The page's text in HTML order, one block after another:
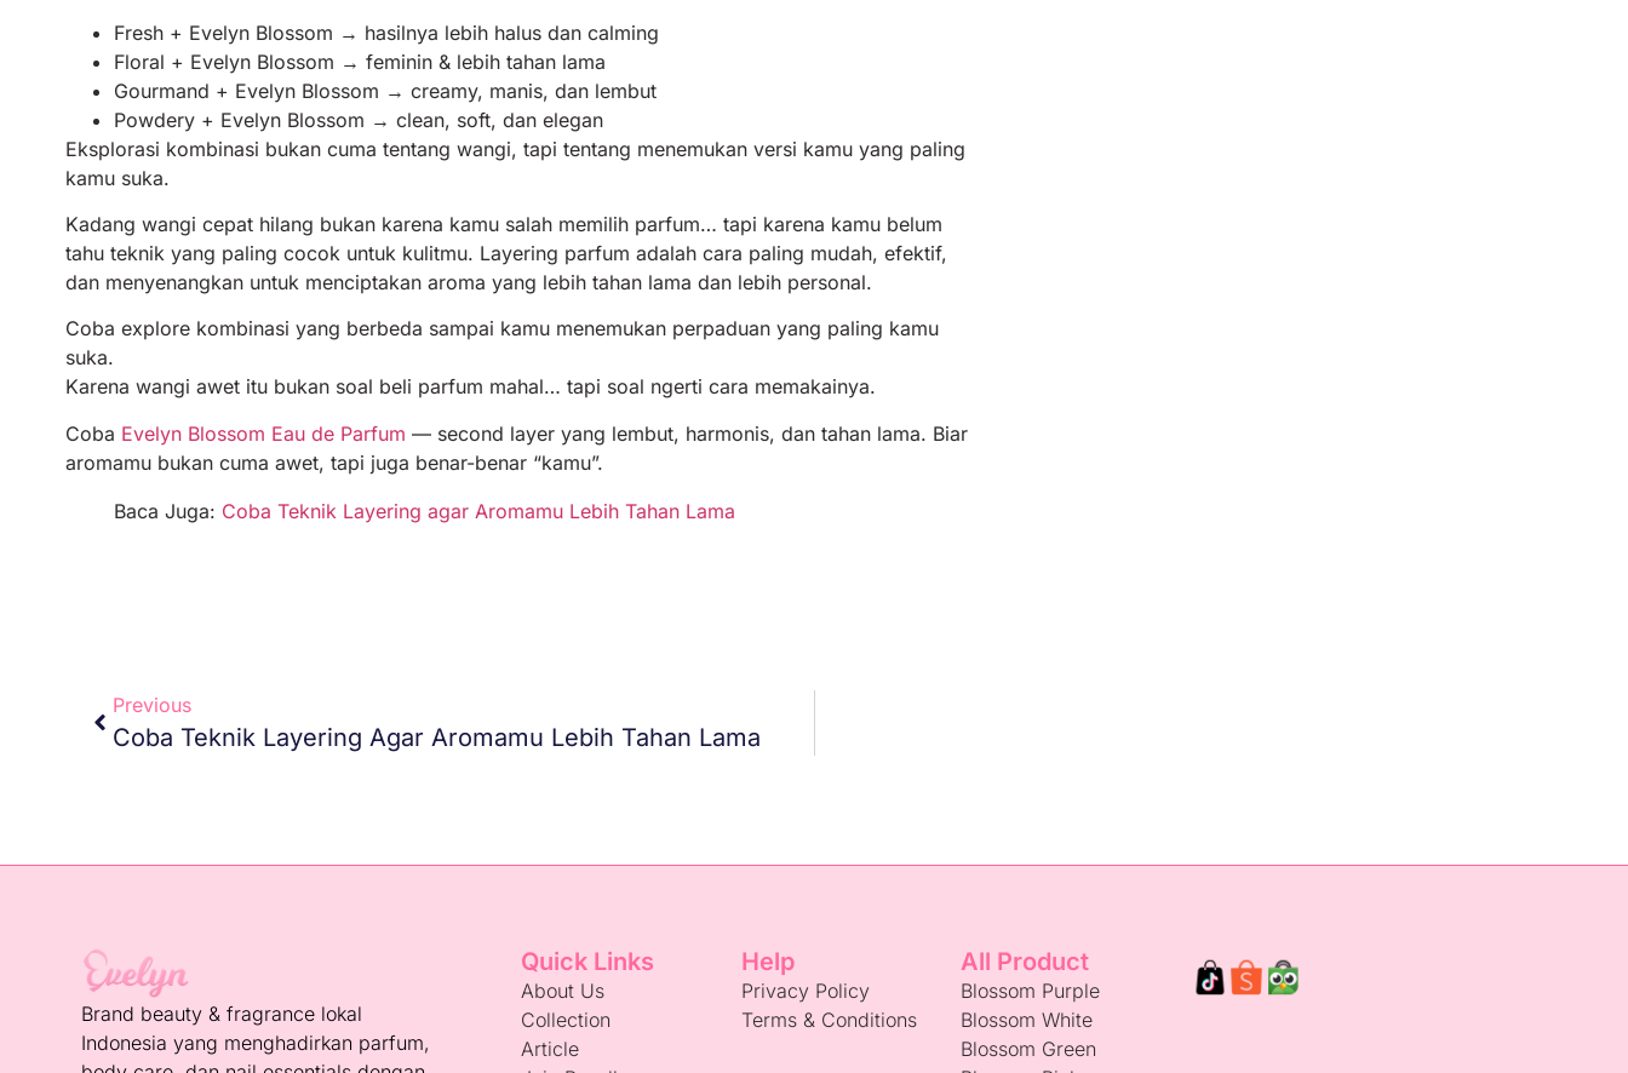
Fresh + Evelyn Blossom → hasilnya lebih halus dan calming
Floral + Evelyn Blossom → feminin & lebih tahan lama
Gourmand + Evelyn Blossom → creamy, manis, dan lembut
Powdery + Evelyn Blossom → clean, soft, dan elegan
Eksplorasi kombinasi bukan cuma tentang wangi, tapi tentang menemukan versi kamu yang paling
kamu suka.
Kadang wangi cepat hilang bukan karena kamu salah memilih parfum… tapi karena kamu belum
tahu teknik yang paling cocok untuk kulitmu. Layering parfum adalah cara paling mudah, efektif,
dan menyenangkan untuk menciptakan aroma yang lebih tahan lama dan lebih personal.
Coba explore kombinasi yang berbeda sampai kamu menemukan perpaduan yang paling kamu
suka.
Karena wangi awet itu bukan soal beli parfum mahal… tapi soal ngerti cara memakainya.
Coba Evelyn Blossom Eau de Parfum — second layer yang lembut, harmonis, dan tahan lama. Biar
aromamu bukan cuma awet, tapi juga benar-benar “kamu”.
Baca Juga: Coba Teknik Layering agar Aromamu Lebih Tahan Lama
Previous
Coba Teknik Layering Agar Aromamu Lebih Tahan Lama
Brand beauty & fragrance lokal
Indonesia yang menghadirkan parfum,
Quick Links
About Us
Collection
Article
Help
Privacy Policy
Terms & Conditions
All Product
Blossom Purple
Blossom White
Blossom Green